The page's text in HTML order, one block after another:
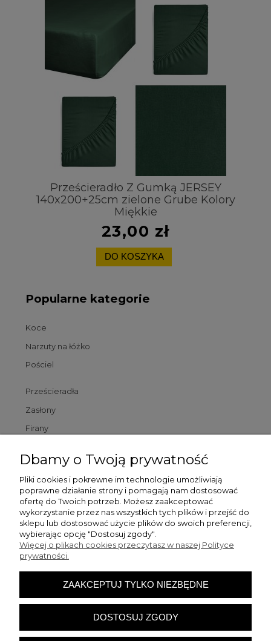
Prześcieradło Z Gumką JERSEY
140x200+25cm zielone Grube Kolory
Miękkie
23,00 zł
DO KOSZYKA
Popularne kategorie
Koce
Narzuty na łóżko
Pościel
Prześcieradła
Zasłony
Firany
Poszewki
Dywaniki łazienkowe
Pomoc
Moje konto
O firmie
Dbamy o Twoją prywatność
Pliki cookies i pokrewne im technologie umożliwiają
poprawne działanie strony i pomagają nam dostosować
ofertę do Twoich potrzeb. Możesz zaakceptować
wykorzystanie przez nas wszystkich tych plików i przejść do
sklepu lub dostosować użycie plików do swoich preferencji,
wybierając opcję "Dostosuj zgody".
Więcej o plikach cookies przeczytasz w naszej Polityce
prywatności.
ZAAKCEPTUJ TYLKO NIEZBĘDNE
DOSTOSUJ ZGODY